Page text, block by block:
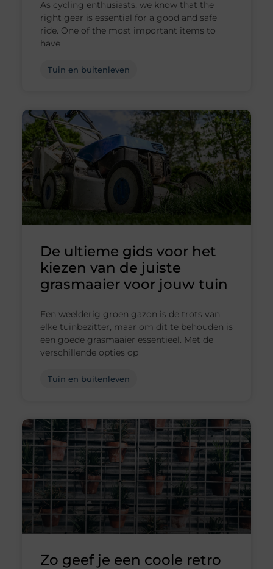
As cycling enthusiasts, we know that the
right gear is essential for a good and safe
ride. One of the most important items to
have
Tuin en buitenleven
De ultieme gids voor het
kiezen van de juiste
grasmaaier voor jouw tuin
Een weelderig groen gazon is de trots van
elke tuinbezitter, maar om dit te behouden is
een goede grasmaaier essentieel. Met de
verschillende opties op
Tuin en buitenleven
Zo geef je een coole retro